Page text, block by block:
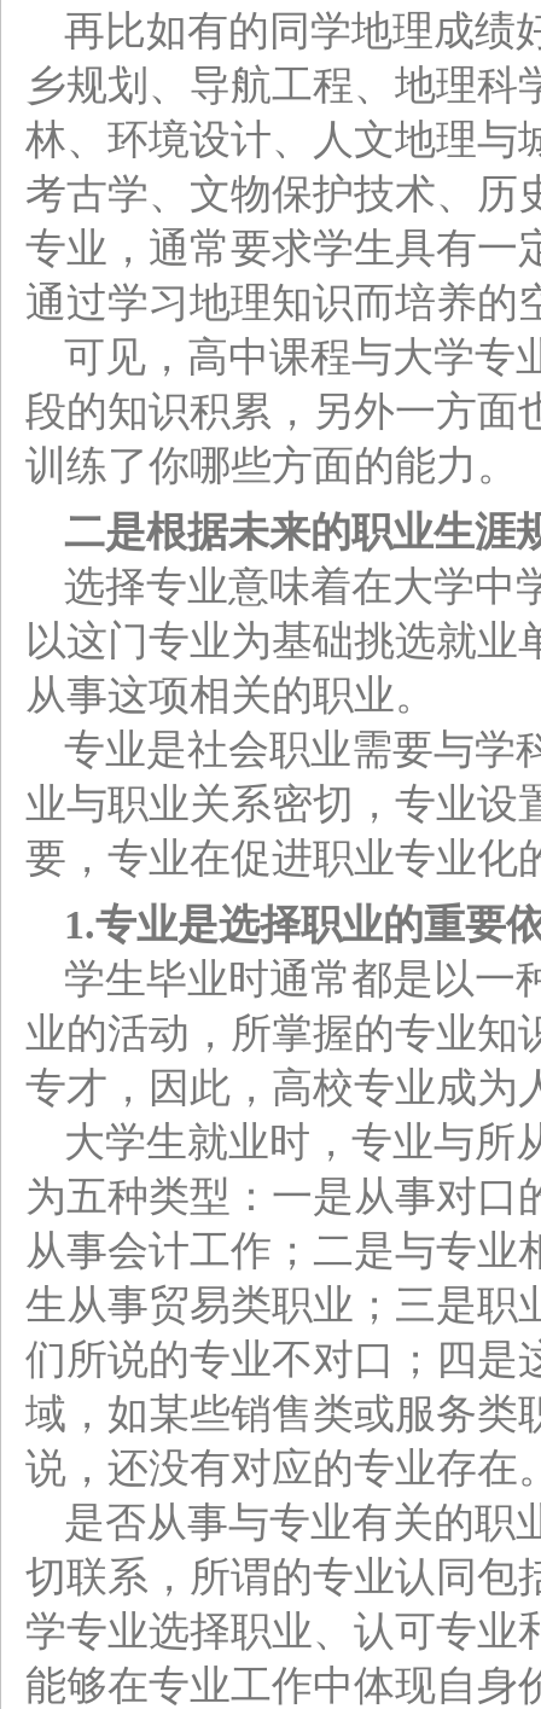
再比如有的同学地理成绩
乡规划、导航工程、地理
林、环境设计、人文地理与
考古学、文物保护技术、历
专业，通常要求学生具有一
通过学习地理知识而培养的
可见，高中课程与大学专
段的知识积累，另外一方面
训练了你哪些方面的能力。
二是根据未来的职业生涯
选择专业意味着在大学中
以这门专业为基础挑选就
从事这项相关的职业。
专业是社会职业需要与学
业与职业关系密切，专业设
要，专业在促进职业专业化
1.专业是选择职业的重要
学生毕业时通常都是以一
业的活动，所掌握的专业知
专才，因此，高校专业成为
大学生就业时，专业与所
为五种类型：一是从事对口
从事会计工作；二是与专业
生从事贸易类职业；三是职
们所说的专业不对口；四是
域，如某些销售类或服务类
说，还没有对应的专业存在
是否从事与专业有关的职
切联系，所谓的专业认同包
学专业选择职业、认可专业
能够在专业工作中体现自身